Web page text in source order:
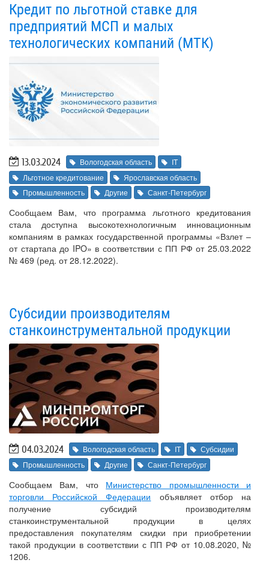
Кредит по льготной ставке для
предприятий МСП и малых
технологических компаний (МТК)
13.03.2024 Вологодская область
IT
Льготное кредитование
Ярославская область
Промышленность
Другие Санкт-Петербург
Сообщаем Вам, что программа льготного кредитования
стала доступна высокотехнологичным инновационным
компаниям в рамках государственной программы «Взлет –
от стартапа до IPO» в соответствии с ПП РФ от 25.03.2022
№ 469 (ред. от 28.12.2022).
Субсидии производителям
станкоинструментальной продукции
04.03.2024 Вологодская область IT
Субсидии
Промышленность
Другие Санкт-Петербург
Сообщаем Вам, что Министерство промышленности и
торговли Российской Федерации объявляет отбор на
получение субсидий производителям
станкоинструментальной продукции в целях
предоставления покупателям скидки при приобретении
такой продукции в соответствии с ПП РФ от 10.08.2020, №
1206.